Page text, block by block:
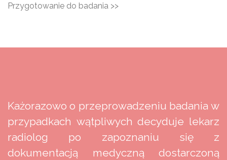
Przygotowanie do badania >>
Każorazowo o przeprowadzeniu badania w
przypadkach wątpliwych decyduje lekarz
radiolog po zapoznaniu się z
dokumentacją medyczną dostarczoną